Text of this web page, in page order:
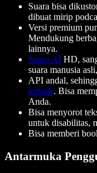
Suara bisa
dibuat mirip
Versi premium
Mendukung
lainnya.
Suara AI HD,
suara manusia
API andal,
terbaik. Bisa
Anda.
Bisa menyorot
untuk disabilitas,
Bisa memberi
Antarmuka